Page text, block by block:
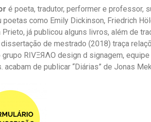
é poeta, tradutor, performer e professor,
poetas como Emily Dickinson, Friedrich
Prieto, já publicou alguns livros, além de
de mestrado (2018) traça
grupo RIVΞЯΛO design d signagem,
acabam de publicar “Diárias” de Jonas